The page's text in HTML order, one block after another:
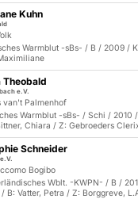
Kuhn
Warmblut -sBs- / B / 2009 /
Theobald
e.V.
van't Palmenhof
Warmblut -sBs- / Schi / 2010
Chiara / Z: Gebroeders
Schneider
Bogibo
Wblt. -KWPN- / B /
B: Vatter, Petra / Z: Borggreve,